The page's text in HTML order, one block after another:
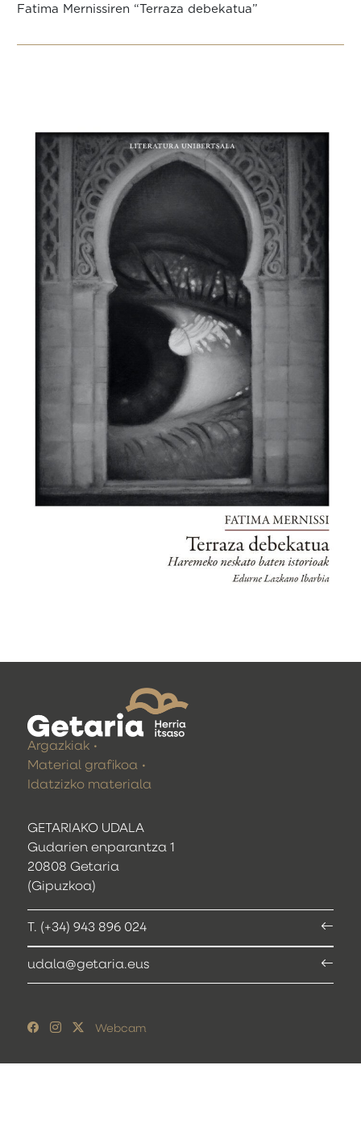
Fatima Mernissiren “Terraza debekatua”
GETARIAKO UDALA
Gudarien enparantza 1
20808 Getaria
(Gipuzkoa)
T. (+34) 943 896 024
udala@getaria.eus
Argazkiak
Material grafikoa
Idatzizko materiala
Webcam